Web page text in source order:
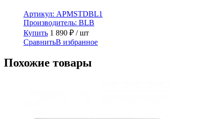
Артикул: APMSTDBL1
Производитель: BLB
Купить 1 890 ₽ / шт
СравнитьВ избранное
Похожие товары